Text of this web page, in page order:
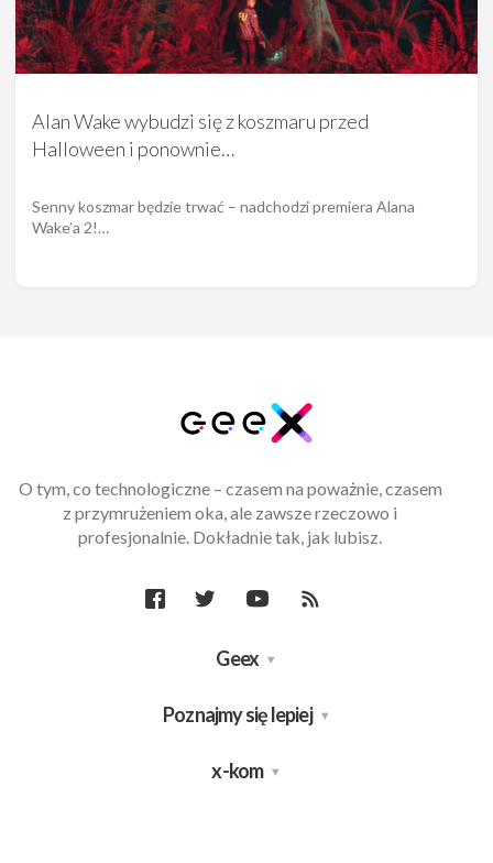
Alan Wake wybudzi się z koszmaru przed
Halloween i ponownie…
Senny koszmar będzie trwać – nadchodzi premiera Alana
Wake’a 2!…
O tym, co technologiczne – czasem na poważnie, czasem
z przymrużeniem oka, ale zawsze rzeczowo i
profesjonalnie. Dokładnie tak, jak lubisz.
Geex
Poznajmy się lepiej
x-kom